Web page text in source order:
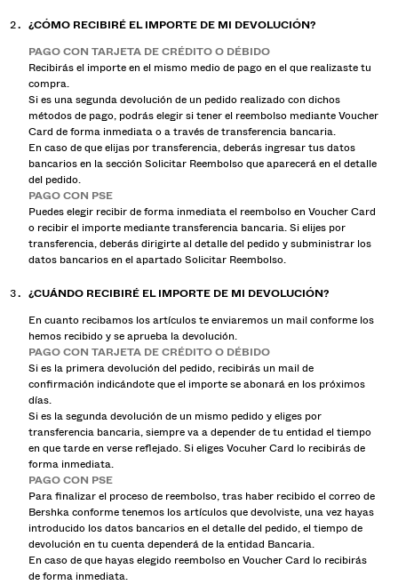
¿CÓMO RECIBIRÉ EL IMPORTE DE MI DEVOLUCIÓN?
PAGO CON TARJETA DE CRÉDITO O DÉBIDO
Recibirás el importe en el mismo medio de pago en el que realizaste tu
compra.
Si es una segunda devolución de un pedido realizado con dichos
métodos de pago, podrás elegir si tener el reembolso mediante Voucher
Card de forma inmediata o a través de transferencia bancaria.
En caso de que elijas por transferencia, deberás ingresar tus datos
bancarios en la sección Solicitar Reembolso que aparecerá en el detalle
del pedido.
PAGO CON PSE
Puedes elegir recibir de forma inmediata el reembolso en Voucher Card
o recibir el importe mediante transferencia bancaria. Si elijes por
transferencia, deberás dirigirte al detalle del pedido y subministrar los
datos bancarios en el apartado Solicitar Reembolso.
¿CUÁNDO RECIBIRÉ EL IMPORTE DE MI DEVOLUCIÓN?
En cuanto recibamos los artículos te enviaremos un mail conforme los
hemos recibido y se aprueba la devolución.
PAGO CON TARJETA DE CRÉDITO O DÉBIDO
Si es la primera devolución del pedido, recibirás un mail de
confirmación indicándote que el importe se abonará en los próximos
días.
Si es la segunda devolución de un mismo pedido y eliges por
transferencia bancaria, siempre va a depender de tu entidad el tiempo
en que tarde en verse reflejado. Si eliges Vocuher Card lo recibirás de
forma inmediata.
PAGO CON PSE
Para finalizar el proceso de reembolso, tras haber recibido el correo de
Bershka conforme tenemos los artículos que devolviste, una vez hayas
introducido los datos bancarios en el detalle del pedido, el tiempo de
devolución en tu cuenta dependerá de la entidad Bancaria.
En caso de que hayas elegido reembolso en Voucher Card lo recibirás
de forma inmediata.